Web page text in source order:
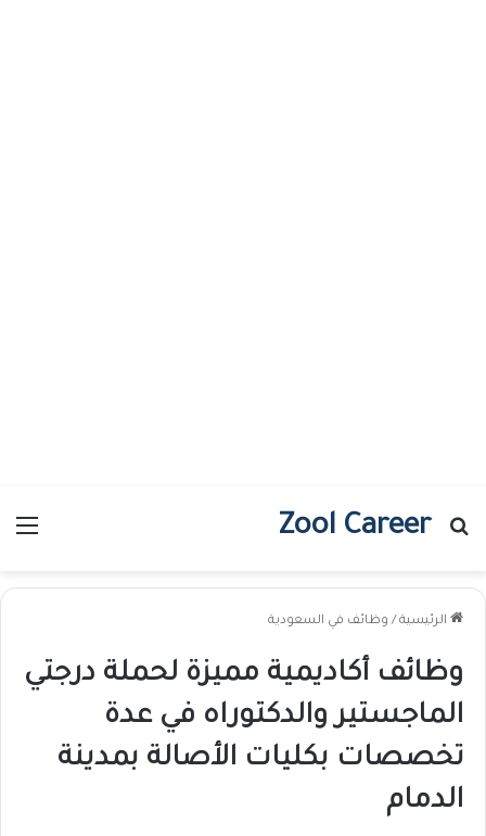
Zool Career
بحث عن
الرئيسية / وظائف في السعودية
وظائف أكاديمية مميزة لحملة درجتي
الماجستير والدكتوراه في عدة
تخصصات بكليات الأصالة بمدينة
الدمام